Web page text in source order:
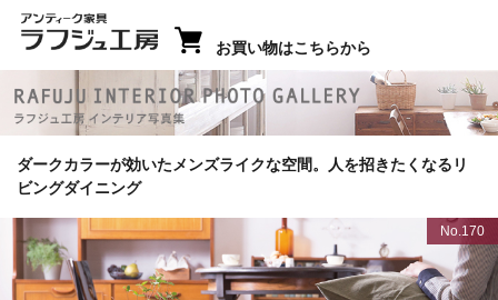
お買い物はこちらから
ラフジュ工房 インテリア写真集
ダークカラーが効いたメンズライクな空間。人を招きたくなるリ
ビングダイニング
No.170